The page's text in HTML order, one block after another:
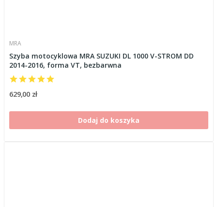
MRA
Szyba motocyklowa MRA SUZUKI DL 1000 V-STROM DD
2014-2016, forma VT, bezbarwna
629,00 zł
Dodaj do koszyka